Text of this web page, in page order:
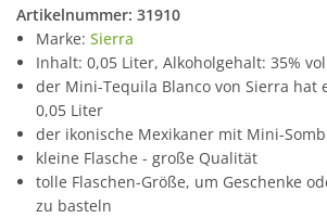
Artikelnummer: 31910
Marke: Sierra
Inhalt: 0,05 Liter, Alkoholgehalt: 35% vol
der Mini-Tequila Blanco von Sierra hat
0,05 Liter
der ikonische Mexikaner mit Mini-
kleine Flasche - große Qualität
tolle Flaschen-Größe, um Geschenke
zu basteln